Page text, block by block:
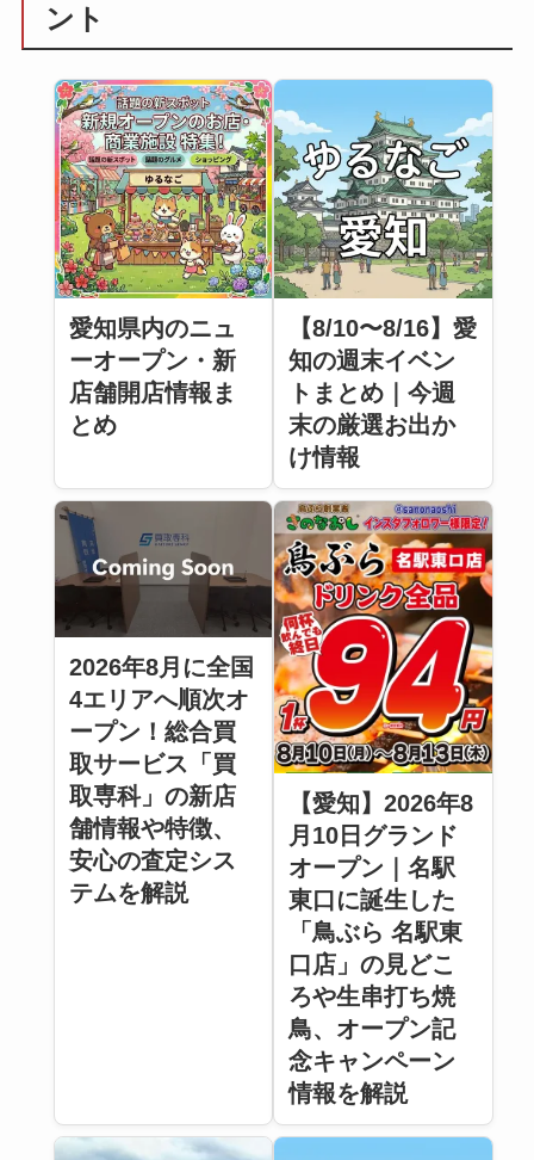
ント
愛知県内のニュ
ーオープン・新
店舗開店情報ま
とめ
【8/10〜8/16】愛
知の週末イベン
トまとめ｜今週
末の厳選お出か
け情報
2026年8月に全国
4エリアへ順次オ
ープン！総合買
取サービス「買
取専科」の新店
舗情報や特徴、
安心の査定シス
テムを解説
【愛知】2026年8
月10日グランド
オープン｜名駅
東口に誕生した
「鳥ぶら 名駅東
口店」の見どこ
ろや生串打ち焼
鳥、オープン記
念キャンペーン
情報を解説